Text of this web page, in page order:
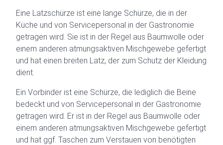
Eine Latzschürze ist eine lange Schürze, die in der
Küche und von Servicepersonal in der Gastronomie
getragen wird. Sie ist in der Regel aus Baumwolle oder
einem anderen atmungsaktiven Mischgewebe gefertigt
und hat einen breiten Latz, der zum Schutz der Kleidung
dient.
Ein Vorbinder ist eine Schürze, die lediglich die Beine
bedeckt und von Servicepersonal in der Gastronomie
getragen wird. Er ist in der Regel aus Baumwolle oder
einem anderen atmungsaktiven Mischgewebe gefertigt
und hat ggf. Taschen zum Verstauen von benötigten